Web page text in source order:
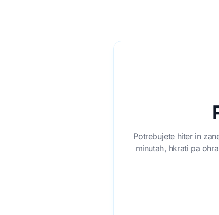
Potrebujete hiter in
minutah, hkrati pa